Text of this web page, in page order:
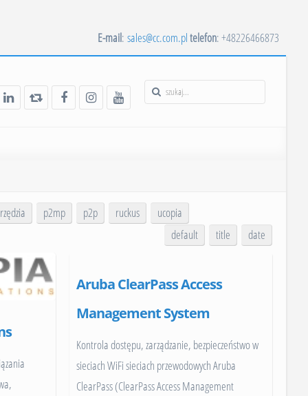
E-mail: sales@cc.com.pltelefon: +48226466873
p2mp p2p ruckus
ucopia
default
title date
Aruba ClearPass Access
Management System
Kontrola dostępu, zarządzanie, bezpieczeństwo w
sieciach WiFi sieciach przewodowych Aruba
ClearPass (ClearPass Access Management